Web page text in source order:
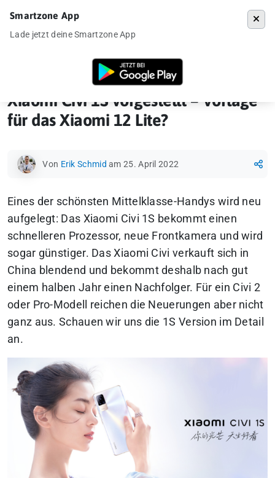
Ankündigung Xiaomi Civi 1S vorgestellt – Vorlage für
Xiaomi Civi 1S vorgestellt – Vorlage
für das Xiaomi 12 Lite?
Von Erik Schmid am 25. April 2022
Eines der schönsten Mittelklasse-Handys wird neu
aufgelegt: Das Xiaomi Civi 1S bekommt einen
schnelleren Prozessor, neue Frontkamera und wird
sogar günstiger. Das Xiaomi Civi verkauft sich in
China blendend und bekommt deshalb nach gut
einem halben Jahr einen Nachfolger. Für ein Civi 2
oder Pro-Modell reichen die Neuerungen aber nicht
ganz aus. Schauen wir uns die 1S Version im Detail
an.
Smartzone App
Lade jetzt deine Smartzone App